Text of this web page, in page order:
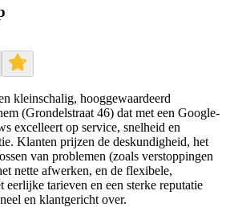
kleinschalig, hooggewaardeerd
(Grondelstraat 46) dat met een Google-
excelleert op service, snelheid en
Klanten prijzen de deskundigheid, het
van problemen (zoals verstoppingen
nette afwerken, en de flexibele,
eerlijke tarieven en een sterke reputatie
en klantgericht over.